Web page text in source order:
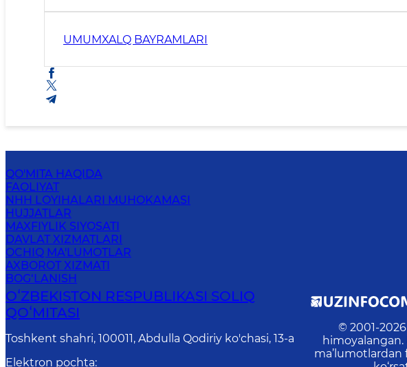
UMUMXALQ BAYRAMLARI
QO'MITA HAQIDA
FAOLIYAT
NHH LOYIHALARI MUHOKAMASI
HUJJATLAR
MAXFIYLIK SIYOSATI
DAVLAT XIZMATLARI
OCHIQ MA'LUMOTLAR
AXBOROT XIZMATI
BOG‘LANISH
OʻZBEKISTON RESPUBLIKASI SOLIQ
QOʻMITASI
Toshkent shahri, 100011, Abdulla Qodiriy ko'chasi, 13-a
Elektron pochta:
© 2001-2026
ma’lumotlardan